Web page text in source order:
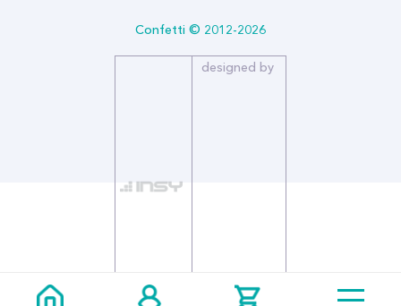
Confetti © 2012-2026
designed by